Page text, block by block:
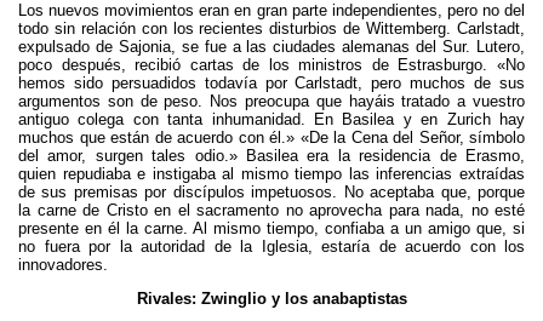
Los nuevos movimientos eran en gran parte independientes, pero no del
todo sin relación con los recientes disturbios de Wittemberg. Carlstadt,
expulsado de Sajonia, se fue a las ciudades alemanas del Sur. Lutero,
poco después, recibió cartas de los ministros de Estrasburgo. «No
hemos sido persuadidos todavía por Carlstadt, pero muchos de sus
argumentos son de peso. Nos preocupa que hayáis tratado a vuestro
antiguo colega con tanta inhumanidad. En Basilea y en Zurich hay
muchos que están de acuerdo con él.» «De la Cena del Señor, símbolo
del amor, surgen tales odio.» Basilea era la residencia de Erasmo,
quien repudiaba e instigaba al mismo tiempo las inferencias extraídas
de sus premisas por discípulos impetuosos. No aceptaba que, porque
la carne de Cristo en el sacramento no aprovecha para nada, no esté
presente en él la carne. Al mismo tiempo, confiaba a un amigo que, si
no fuera por la autoridad de la Iglesia, estaría de acuerdo con los
innovadores.
Rivales: Zwinglio y los anabaptistas